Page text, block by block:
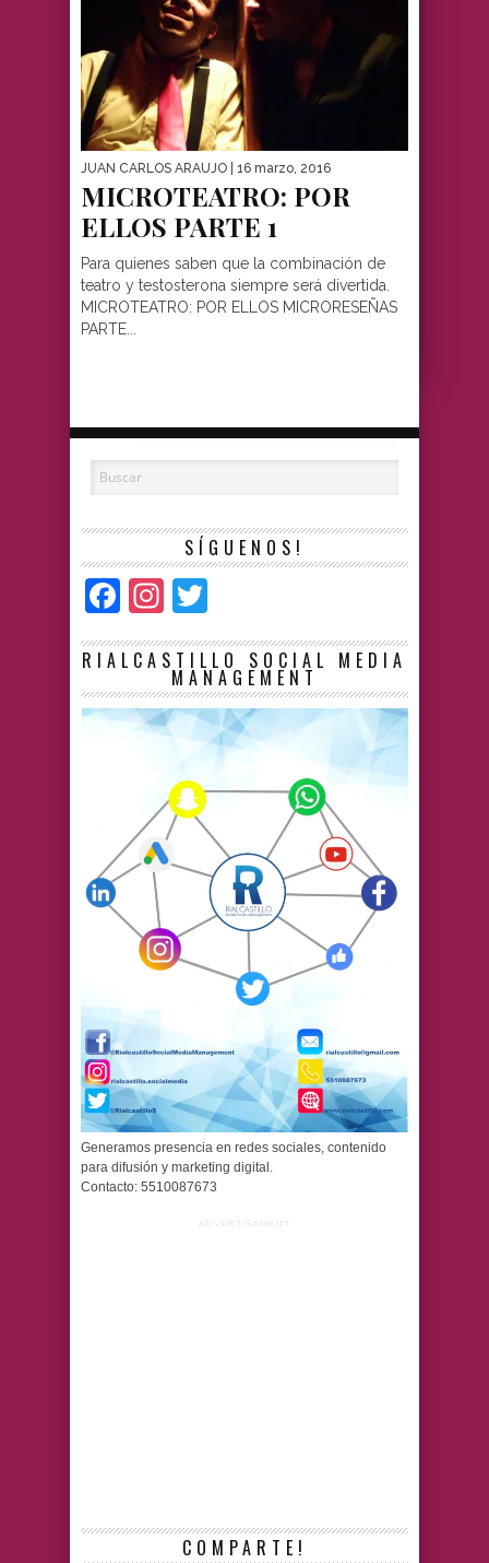
JUAN CARLOS ARAUJO | 16 marzo, 2016
MICROTEATRO: POR
ELLOS PARTE 1
Para quienes saben que la combinación de
teatro y testosterona siempre será divertida.
MICROTEATRO: POR ELLOS MICRORESEÑAS
PARTE...
SÍGUENOS!
Facebook
Instagram
RIALCASTILLO SOCIAL MEDIA
MANAGEMENT
Generamos presencia en redes sociales, contenido
para difusión y marketing digital.
Contacto: 5510087673
ADVERTISEMENT
COMPARTE!